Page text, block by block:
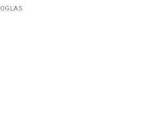
OGLAS